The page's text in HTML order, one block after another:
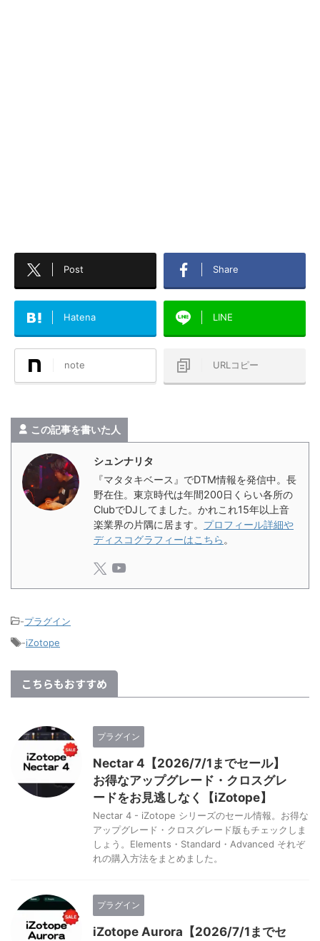
Post Share
Hatena LINE
note URLコピー
この記事を書いた人
シュンナリタ
『マタタキベース』でDTM情報を発信中。長
野在住。東京時代は年間200日くらい各所の
ClubでDJしてました。かれこれ15年以上音
楽業界の片隅に居ます。 プロフィール詳細や
ディスコグラフィーはこちら 。
-プラグイン
-iZotope
こちらもおすすめ
プラグイン
Nectar 4【2026/7/1までセール】
お得なアップグレード・クロスグレ
ードをお見逃しなく【iZotope】
Nectar 4 - iZotope シリーズのセール情報。お得な
アップグレード・クロスグレード版もチェックしま
しょう。Elements・Standard・Advanced それぞ
れの購入方法をまとめました。
プラグイン
iZotope Aurora【2026/7/1までセ